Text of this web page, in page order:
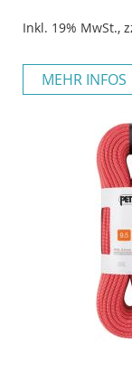
Inkl. 19% MwSt.,
MEHR INFOS